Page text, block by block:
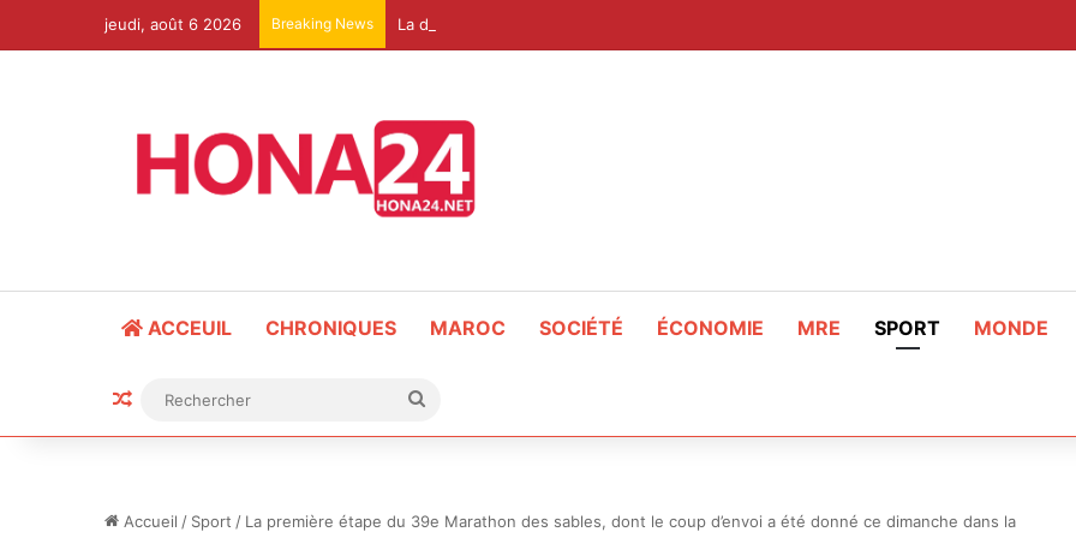
jeudi, août 6 2026 Breaking News
ACCEUIL CHRONIQUES MAROC SOCIÉTÉ ÉCONOMIE MRE SPORT MONDE
Article Aléatoire
Accueil / Sport / La première étape du 39e Marathon des sables, dont le coup d’envoi a été donné ce dimanche dans la